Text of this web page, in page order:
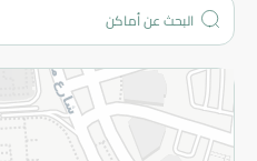
المزيد
الاسترجاع
سياسة الخصوصية